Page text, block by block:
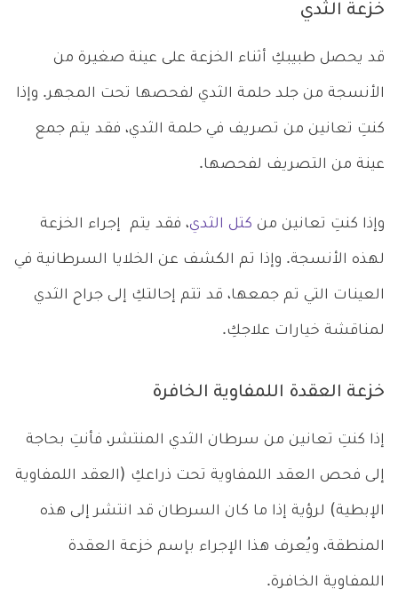
خزعة الثدي
قد يحصل طبيبكِ أثناء الخزعة على عينة صغيرة من
الأنسجة من جلد حلمة الثدي لفحصها تحت المجهر. وإذا
كنتِ تعانين من تصريف في حلمة الثدي، فقد يتم جمع
عينة من التصريف لفحصها.
وإذا كنتِ تعانين من كتل الثدي، فقد يتم إجراء الخزعة
لهذه الأنسجة. وإذا تم الكشف عن الخلايا السرطانية في
العينات التي تم جمعها، قد تتم إحالتكِ إلى جراح الثدي
لمناقشة خيارات علاجكِ.
خزعة العقدة اللمفاوية الخافرة
إذا كنتِ تعانين من سرطان الثدي المنتشر، فأنتِ بحاجة
إلى فحص العقد اللمفاوية تحت ذراعكِ (العقد اللمفاوية
الإبطية) لرؤية إذا ما كان السرطان قد انتشر إلى هذه
المنطقة، ويُعرف هذا الإجراء بإسم خزعة العقدة
اللمفاوية الخافرة.